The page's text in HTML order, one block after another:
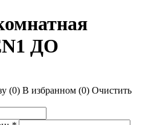
ДО
(0) В избранном (0) Очистить